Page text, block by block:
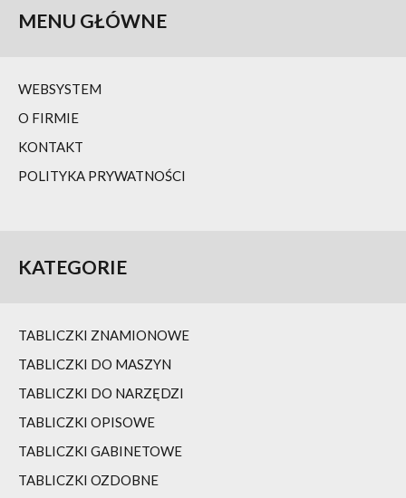
MENU GŁÓWNE
WEBSYSTEM
O FIRMIE
KONTAKT
POLITYKA PRYWATNOŚCI
KATEGORIE
TABLICZKI ZNAMIONOWE
TABLICZKI DO MASZYN
TABLICZKI DO NARZĘDZI
TABLICZKI OPISOWE
TABLICZKI GABINETOWE
TABLICZKI OZDOBNE